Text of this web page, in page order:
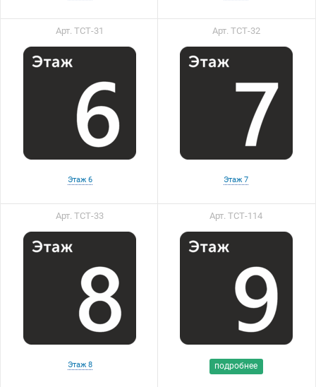
Арт. ТСТ-31
Этаж 6
Арт. ТСТ-32
Этаж 7
Арт. ТСТ-33
Этаж 8
Арт. ТСТ-114
подробнее